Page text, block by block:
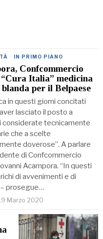
· IN PRIMO PIANO
Confcommercio
Italia” medicina
per il Belpaese
in questi giorni concitati
lasciato il posto a
considerate tecnicamente
che a scelte
doverose”. A parlare
di Confcommercio
Acampora. “In questi
di avvenimenti e di
prosegue…
Marzo 2020